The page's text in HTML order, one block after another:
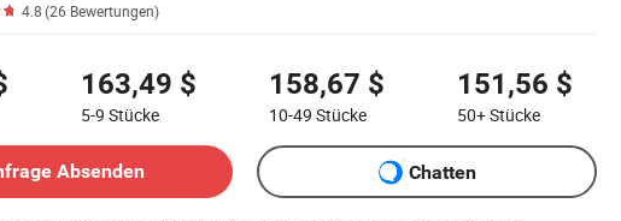
4.8(26 Bewertungen)
163,49 $
5-9 Stücke
158,67 $
10-49 Stücke
151,56 $
50+Stücke
Absenden
Chatten